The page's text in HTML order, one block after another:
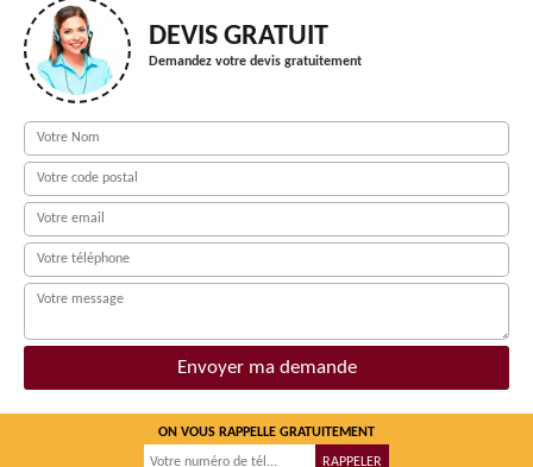
DEVIS GRATUIT
Demandez votre devis gratuitement
ON VOUS RAPPELLE GRATUITEMENT